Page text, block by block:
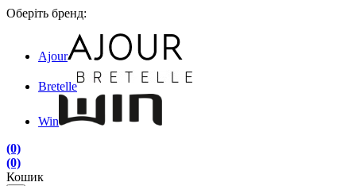
Оберіть бренд:
Ajour
Bretelle
Win
(0)
(0)
Кошик